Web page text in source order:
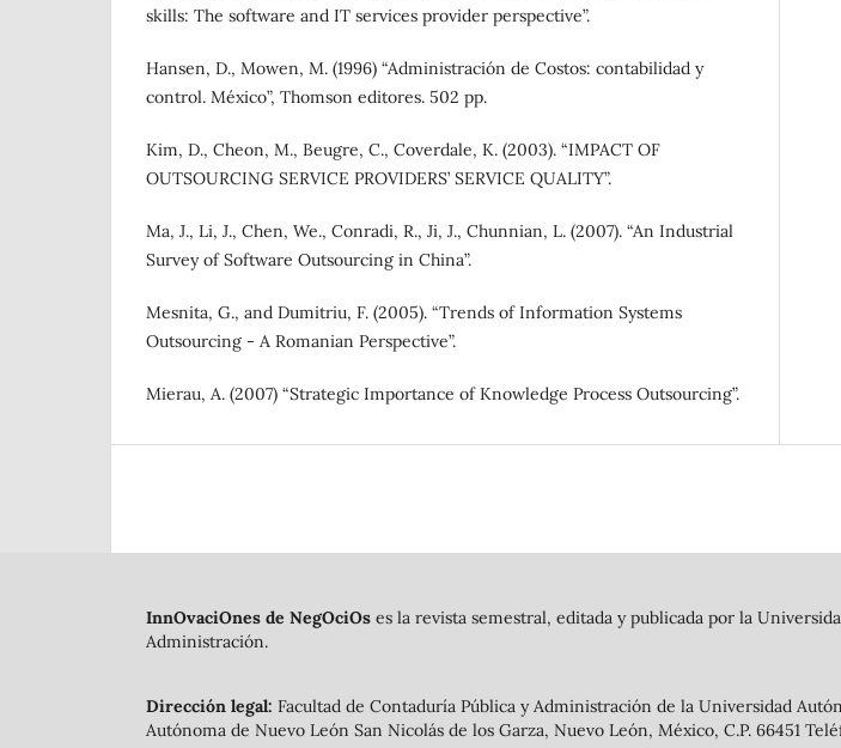
skills: The software and IT services provider perspective”.
Hansen, D., Mowen, M. (1996) “Administración de Costos: contabilidad y
control. México”, Thomson editores. 502 pp.
Kim, D., Cheon, M., Beugre, C., Coverdale, K. (2003). “IMPACT OF
OUTSOURCING SERVICE PROVIDERS’ SERVICE QUALITY”.
Ma, J., Li, J., Chen, We., Conradi, R., Ji, J., Chunnian, L. (2007). “An Industrial
Survey of Software Outsourcing in China”.
Mesnita, G., and Dumitriu, F. (2005). “Trends of Information Systems
Outsourcing - A Romanian Perspective”.
Mierau, A. (2007) “Strategic Importance of Knowledge Process Outsourcing”.
InnOvaciOnes de NegOciOs es la revista semestral, editada y publicada por la
Administración.
Dirección legal: Facultad de Contaduría Pública y Administración de la Universidad
Autónoma de Nuevo León San Nicolás de los Garza, Nuevo León, México, C.P. 66451